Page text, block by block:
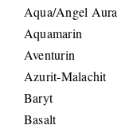
Aqua/Angel Aura
Aquamarin
Aventurin
Azurit-Malachit
Baryt
Basalt